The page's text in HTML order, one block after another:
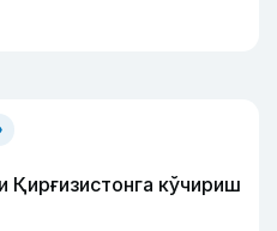
кўчириш